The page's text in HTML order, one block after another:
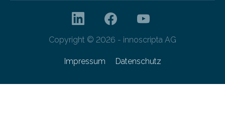
Copyright © 2026 - innoscripta AG
Impressum Datenschutz